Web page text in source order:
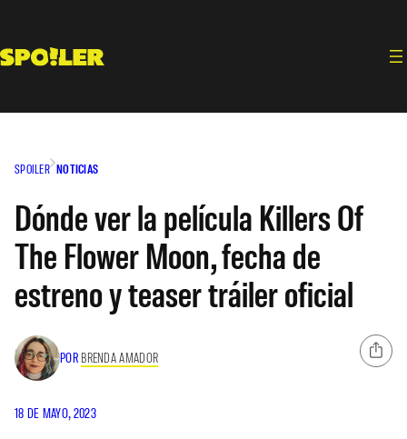
contenido
SPOILER NOTICIAS
Dónde ver la película Killers Of
The Flower Moon, fecha de
estreno y teaser tráiler oficial
POR BRENDA AMADOR
18 DE MAYO, 2023